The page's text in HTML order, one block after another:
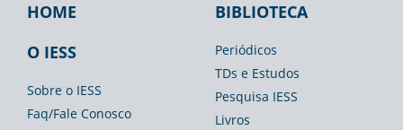
Footer
IESS
HOME
O IESS
Sobre o IESS
Faq/Fale Conosco
Footer
Biblioteca
BIBLIOTECA
Periódicos
TDs e Estudos
Pesquisa IESS
Livros
Footer
Espaço
Imprensa